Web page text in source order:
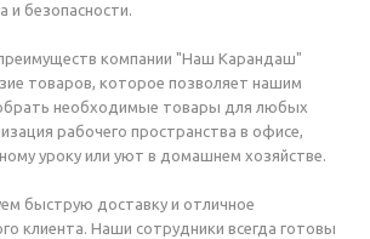
и безопасности.
компании "Наш Карандаш"
товаров, которое позволяет нашим
необходимые товары для любых
рабочего пространства в офисе,
уроку или уют в домашнем хозяйстве.
быструю доставку и отличное
клиента. Наши сотрудники всегда готовы